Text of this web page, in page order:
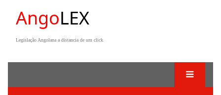
AngoLEX
Legislação Angolana a distancia de um click